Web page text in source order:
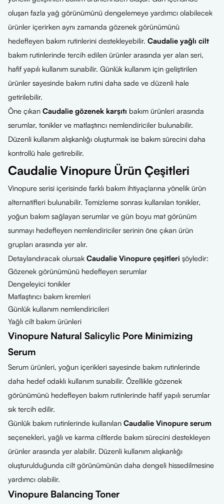
oluşan fazla yağ görünümünü dengelemeye yardımcı olabilecek
ürünler içerirken aynı zamanda gözenek görünümünü
hedefleyen bakım rutinlerini destekleyebilir. Caudalie yağlı cilt
bakım rutinlerinde tercih edilen ürünler arasında yer alan seri,
hafif yapılı kullanım sunabilir. Günlük kullanım için geliştirilen
ürünler sayesinde bakım rutini daha sade ve düzenli hale
getirilebilir.
Öne çıkan Caudalie gözenek karşıtı bakım ürünleri arasında
serumlar, tonikler ve matlaştırıcı nemlendiriciler bulunabilir.
Düzenli kullanım alışkanlığı oluşturmak ise bakım sürecini daha
kontrollü hale getirebilir.
Caudalie Vinopure Ürün Çeşitleri
Vinopure serisi içerisinde farklı bakım ihtiyaçlarına yönelik ürün
alternatifleri bulunabilir. Temizleme sonrası kullanılan tonikler,
yoğun bakım sağlayan serumlar ve gün boyu mat görünüm
sunmayı hedefleyen nemlendiriciler serinin öne çıkan ürün
grupları arasında yer alır.
Detaylandıracak olursak Caudalie Vinopure çeşitleri şöyledir:
Gözenek görünümünü hedefleyen serumlar
Dengeleyici tonikler
Matlaştırıcı bakım kremleri
Günlük kullanım nemlendiricileri
Yağlı cilt bakım ürünleri
Vinopure Natural Salicylic Pore Minimizing
Serum
Serum ürünleri, yoğun içerikleri sayesinde bakım rutinlerinde
daha hedef odaklı kullanım sunabilir. Özellikle gözenek
görünümünü hedefleyen bakım rutinlerinde hafif yapılı serumlar
sık tercih edilir.
Günlük bakım rutinlerinde kullanılan Caudalie Vinopure serum
seçenekleri, yağlı ve karma ciltlerde bakım sürecini destekleyen
ürünler arasında yer alabilir. Düzenli kullanım alışkanlığı
oluşturulduğunda cilt görünümünün daha dengeli hissedilmesine
yardımcı olabilir.
Vinopure Balancing Toner